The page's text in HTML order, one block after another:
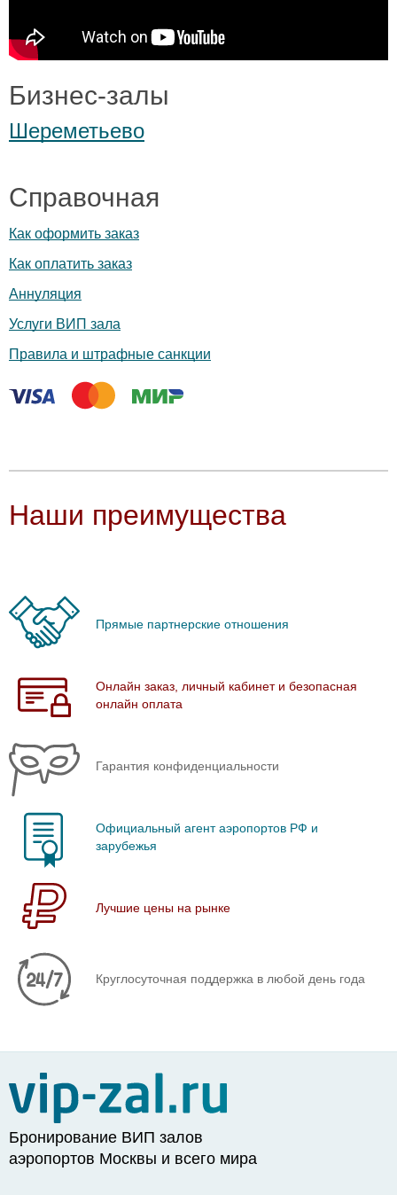
Бизнес-залы
Шереметьево
Справочная
Как оформить заказ
Как оплатить заказ
Аннуляция
Услуги ВИП зала
Правила и штрафные санкции
Наши преимущества
Прямые партнерские отношения
Онлайн заказ, личный кабинет и безопасная
онлайн оплата
Гарантия конфиденциальности
Официальный агент аэропортов РФ и
зарубежья
Лучшие цены на рынке
Круглосуточная поддержка в любой день года
Бронирование ВИП залов
аэропортов Москвы и всего мира